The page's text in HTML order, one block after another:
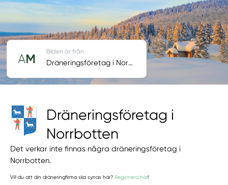
Dräneringsföretag i
Norrbotten
Det verkar inte finnas några dräneringsföretag i
Norrbotten.
Vill du att din dräneringfirma ska synas här? Registrera här!
Bilden är från
Dräneringsföretag i Norrbotten